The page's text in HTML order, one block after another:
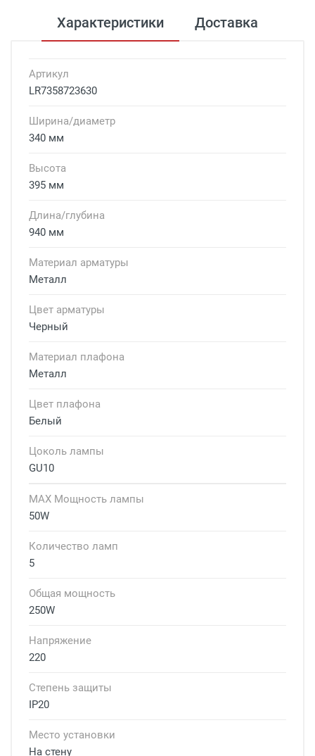
Характеристики Доставка
Артикул
LR7358723630
Ширина/диаметр
340 мм
Высота
395 мм
Длина/глубина
940 мм
Материал арматуры
Металл
Цвет арматуры
Черный
Материал плафона
Металл
Цвет плафона
Белый
Цоколь лампы
GU10
MAX Мощность лампы
50W
Количество ламп
5
Общая мощность
250W
Напряжение
220
Степень защиты
IP20
Место установки
На стену